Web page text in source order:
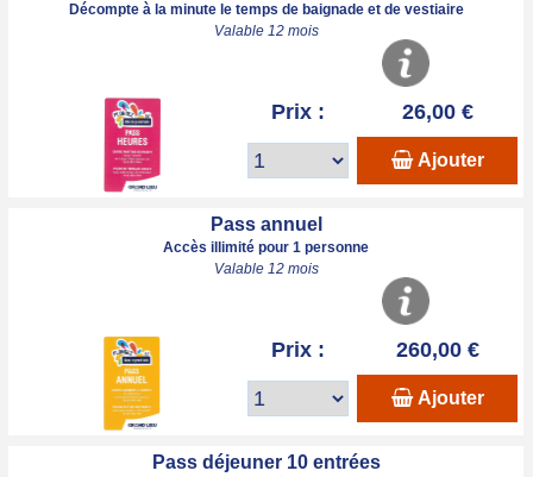
Décompte à la minute le temps de baignade et de vestiaire
Valable 12 mois
Prix : 26,00 €
Ajouter
Pass annuel
Accès illimité pour 1 personne
Valable 12 mois
Prix : 260,00 €
Ajouter
Pass déjeuner 10 entrées